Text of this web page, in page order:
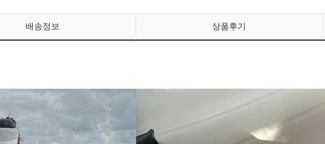
배송정보 상품후기